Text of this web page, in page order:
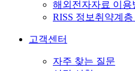
해외전자자료 이용
RISS 정보취약계
고객센터
자주 찾는 질문